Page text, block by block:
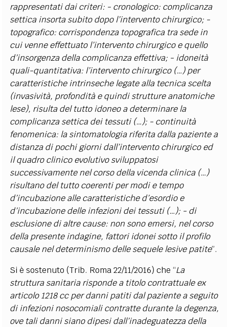
rappresentati dai criteri: - cronologico: complicanza
settica insorta subito dopo l’intervento chirurgico; -
topografico: corrispondenza topografica tra sede in
cui venne effettuato l’intervento chirurgico e quello
d’insorgenza della complicanza effettiva; - idoneità
quali-quantitativa: l’intervento chirurgico (…) per
caratteristiche intrinseche legate alla tecnica scelta
(invasività, profondità e quindi strutture anatomiche
lese), risulta del tutto idoneo a determinare la
complicanza settica dei tessuti (…); - continuità
fenomenica: la sintomatologia riferita dalla paziente a
distanza di pochi giorni dall’intervento chirurgico ed
il quadro clinico evolutivo sviluppatosi
successivamente nel corso della vicenda clinica (…)
risultano del tutto coerenti per modi e tempo
d’incubazione alle caratteristiche d’esordio e
d’incubazione delle infezioni dei tessuti (…); - di
esclusione di altre cause: non sono emersi, nel corso
della presente indagine, fattori idonei sotto il profilo
causale nel determinismo delle sequele lesive patite”.
Si è sostenuto (Trib. Roma 22/11/2016) che “La
struttura sanitaria risponde a titolo contrattuale ex
articolo 1218 cc per danni patiti dal paziente a seguito
di infezioni nosocomiali contratte durante la degenza,
ove tali danni siano dipesi dall’inadeguatezza della